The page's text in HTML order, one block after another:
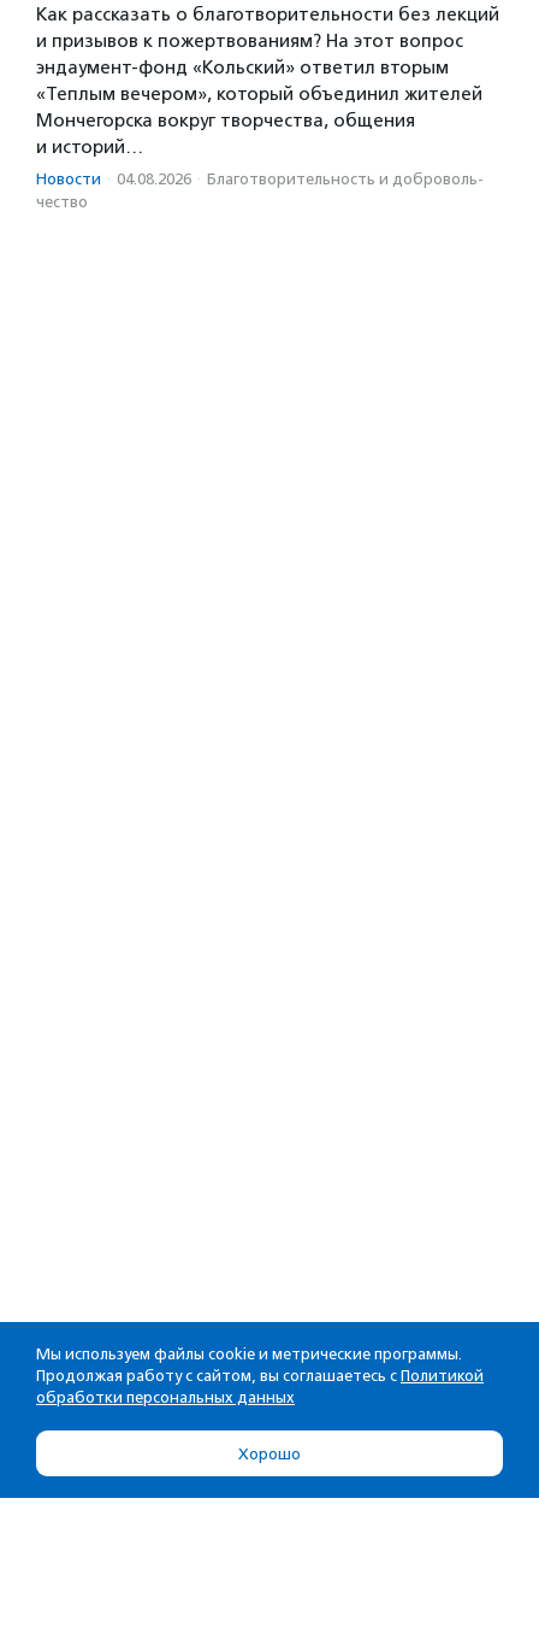
Как рассказать о благотворительности без лекций
и призывов к пожертвованиям? На этот вопрос
эндаумент-фонд «Кольский» ответил вторым
«Теплым вечером», который объединил жителей
Мончегорска вокруг творчества, общения
и историй…
Новости · 04.08.2026 · Благотвори­тель­ность и доброволь­
чест­во
Мы используем файлы cookie и метрические программы.
Продолжая работу с сайтом, вы соглашаетесь с Политикой
обработки персональных данных
Хорошо